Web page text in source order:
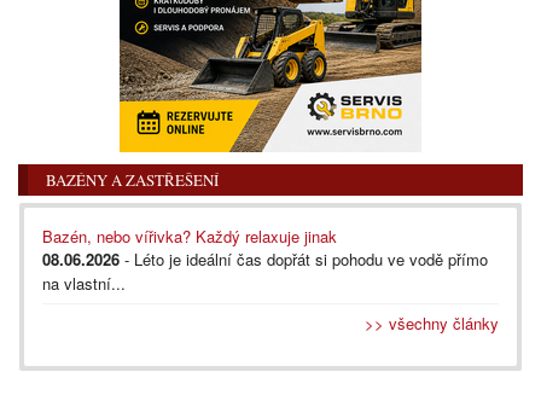
BAZÉNY A ZASTŘEŠENÍ
Bazén, nebo vířivka? Každý relaxuje jinak
08.06.2026 - Léto je ideální čas dopřát si pohodu ve vodě přímo
na vlastní...
>> všechny články